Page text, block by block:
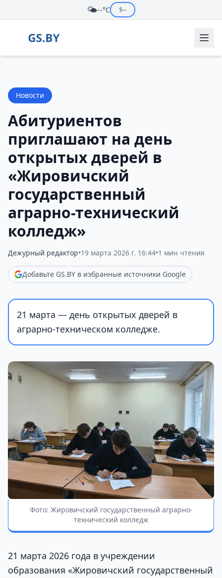
🌤️--°C $--
Новости
Абитуриентов
приглашают на день
открытых дверей в
«Жировичский
государственный
аграрно-технический
колледж»
Дежурный редактор•19 марта 2026 г. 16:44•1 мин чтения
Добавьте GS.BY в избранные источники Google
21 марта — день открытых дверей в
аграрно-техническом колледже.
Фото: Жировичский государственный аграрно-
технический колледж
21 марта 2026 года в учреждении
образования «Жировичский государственный